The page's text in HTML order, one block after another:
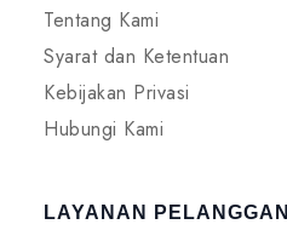
Tentang Kami
Syarat dan Ketentuan
Kebijakan Privasi
Hubungi Kami
LAYANAN PELANGGAN